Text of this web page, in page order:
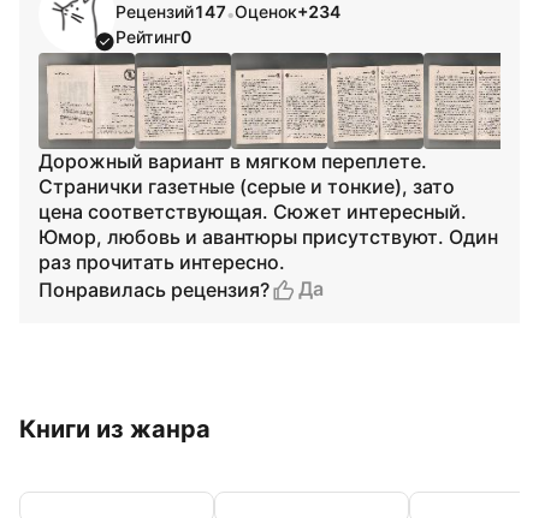
Рецензий147•Оценок+234
Рейтинг0
Дорожный вариант в мягком переплете.
Странички газетные (серые и тонкие), зато
цена соответствующая. Сюжет интересный.
Юмор, любовь и авантюры присутствуют. Один
раз прочитать интересно.
Понравилась рецензия?
Да
Книги из жанра